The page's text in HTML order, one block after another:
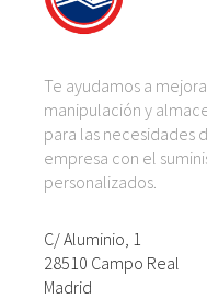
Te ayudamos a
manipulación y
para las necesidades
empresa con el
personalizados.
C/ Aluminio, 1
28510 Campo Real
Madrid